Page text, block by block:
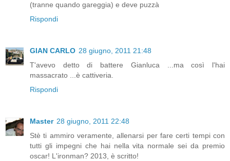
(tranne quando gareggia) e deve puzzà
Rispondi
GIAN CARLO 28 giugno, 2011 21:48
T'avevo detto di battere Gianluca ...ma così l'hai
massacrato ...è cattiveria.
Rispondi
Master 28 giugno, 2011 22:48
Stè ti ammiro veramente, allenarsi per fare certi tempi con
tutti gli impegni che hai nella vita normale sei da premio
oscar! L'ironman? 2013, è scritto!